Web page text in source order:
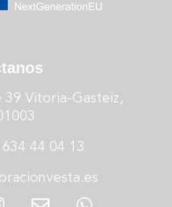
Vitoria-Gasteiz,
44 04 13